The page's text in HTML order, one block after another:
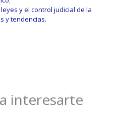
y el control judicial de la
y tendencias.